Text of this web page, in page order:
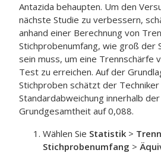
Antazida behaupten. Um den
nächste Studie zu verbessern,
anhand einer Berechnung von
Stichprobenumfang, wie groß der
sein muss, um eine Trennschärfe
Test zu erreichen. Auf der
Stichproben schätzt der Techniker
Standardabweichung innerhalb
Grundgesamtheit auf 0,088.
Wählen Sie Statistik >
Stichprobenumfang >